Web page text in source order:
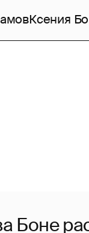
Ксения
Боне